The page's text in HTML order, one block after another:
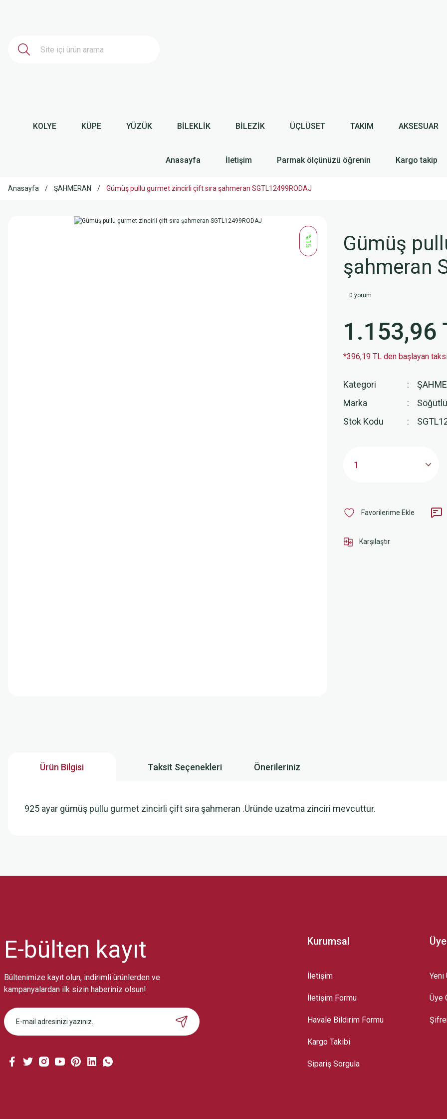
KOLYE KÜPE YÜZÜK BİLEKLİK BİLEZİK ÜÇLÜSET TAKIM AKSESUAR
Anasayfa İletişim Parmak ölçünüzü öğrenin Kargo takip
Anasayfa ŞAHMERAN Gümüş pullu gurmet zincirli çift sıra şahmeran SGTL12499RODAJ
%15
Gümüş
şahmeran
0 yorum
1.153,96
*396,19 TL den başlayan
Kategori
Marka
Stok Kodu
Karşılaştır
Ürün Bilgisi Taksit Seçenekleri Önerileriniz
925 ayar gümüş pullu gurmet zincirli çift sıra şahmeran .Üründe uzatma zinciri mevcuttur.
Bu ürüne benzer farklı alternatifler olmalı.
Gönder
E-bülten kayıt
Bültenimize kayıt olun, indirimli ürünlerden ve
kampanyalardan ilk sizin haberiniz olsun!
Kurumsal
İletişim
İletişim Formu
Havale Bildirim Formu
Kargo Takibi
Sipariş Sorgula
Yeni
Üye